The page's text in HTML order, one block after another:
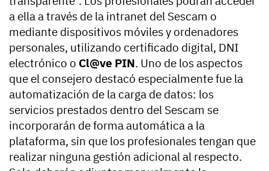
a ella a través de la intranet del Sescam o
mediante dispositivos móviles y ordenadores
personales, utilizando certificado digital, DNI
electrónico o Cl@ve PIN. Uno de los aspectos
que el consejero destacó especialmente fue la
automatización de la carga de datos: los
servicios prestados dentro del Sescam se
incorporarán de forma automática a la
plataforma, sin que los profesionales tengan que
realizar ninguna gestión adicional al respecto.